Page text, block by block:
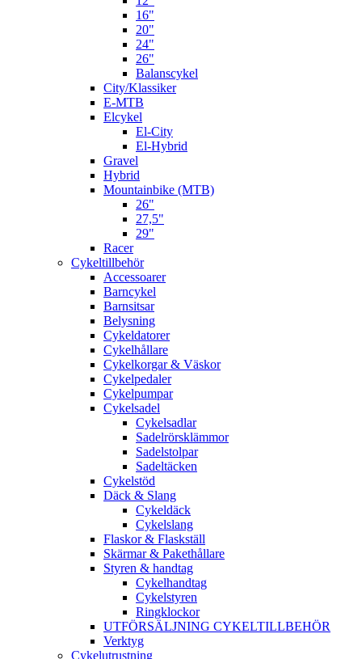
16"
20"
24"
26"
Balanscykel
City/Klassiker
E-MTB
Elcykel
El-City
El-Hybrid
Gravel
Hybrid
Mountainbike (MTB)
26"
27,5"
29"
Racer
Cykeltillbehör
Accessoarer
Barncykel
Barnsitsar
Belysning
Cykeldatorer
Cykelhållare
Cykelkorgar & Väskor
Cykelpedaler
Cykelpumpar
Cykelsadel
Cykelsadlar
Sadelrörsklämmor
Sadelstolpar
Sadeltäcken
Cykelstöd
Däck & Slang
Cykeldäck
Cykelslang
Flaskor & Flaskställ
Skärmar & Pakethållare
Styren & handtag
Cykelhandtag
Cykelstyren
Ringklockor
UTFÖRSÄLJNING CYKELTILLBEHÖR
Verktyg
Cykelutrustning